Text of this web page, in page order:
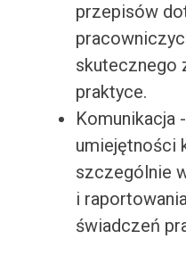
przepisów
skutecznego
praktyce.
Komunikacja
umiejętności
szczególnie
i
świadczeń